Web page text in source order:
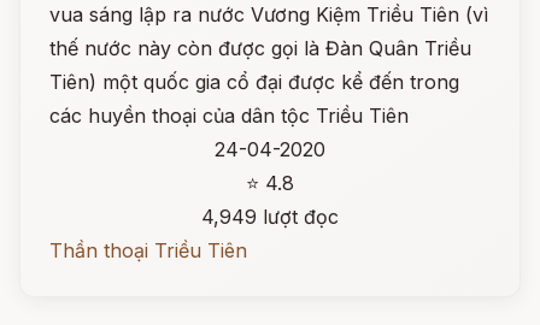
vua sáng lập ra nước Vương Kiệm Triều Tiên (vì
thế nước này còn được gọi là Đàn Quân Triều
Tiên) một quốc gia cổ đại được kể đến trong
các huyền thoại của dân tộc Triều Tiên
24-04-2020
⭐ 4.8
4,949 lượt đọc
Thần thoại Triều Tiên